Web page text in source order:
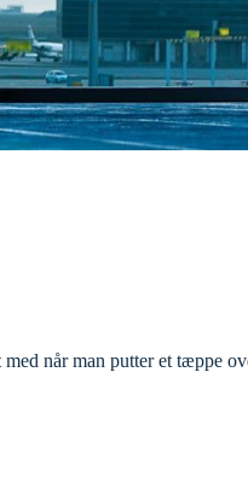
når man putter et tæppe